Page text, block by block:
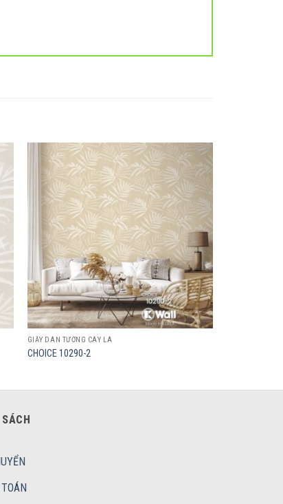
wishlist
GIẤY DÁN TƯỜNG CÂY LÁ
CHOICE 10290-2